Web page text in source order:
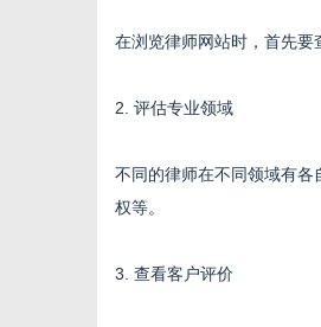
在浏览律师网站时，首先要
2. 评估专业领域
不同的律师在不同领域有
权等。
3. 查看客户评价